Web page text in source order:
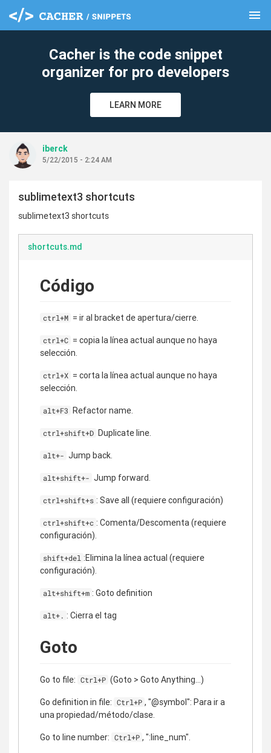
menu
Cacher is the code snippet
organizer for pro developers
LEARN MORE
iberck
5/22/2015 - 2:24 AM
sublimetext3 shortcuts
sublimetext3 shortcuts
shortcuts.md
Código
ctrl+M = ir al bracket de apertura/cierre.
ctrl+C = copia la línea actual aunque no haya
selección.
ctrl+X = corta la línea actual aunque no haya
selección.
alt+F3 Refactor name.
ctrl+shift+D Duplicate line.
alt+- Jump back.
alt+shift+- Jump forward.
ctrl+shift+s : Save all (requiere configuración)
ctrl+shift+c : Comenta/Descomenta (requiere
configuración).
shift+del :Elimina la línea actual (requiere
configuración).
alt+shift+m : Goto definition
alt+. : Cierra el tag
Goto
Go to file: Ctrl+P (Goto > Goto Anything...)
Go definition in file: Ctrl+P , "@symbol": Para ir a
una propiedad/método/clase.
Go to line number: Ctrl+P , ":line_num".
clear